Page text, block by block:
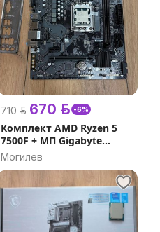
710 р. 670 р. -6%
Комплект AMD Ryzen 5
7500F + МП Gigabyte
B650M S2H
Могилев